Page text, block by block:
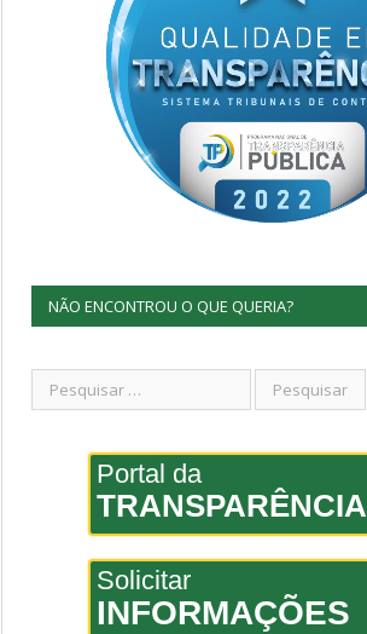
NÃO ENCONTROU O QUE QUERIA?
Portal da
TRANSPARÊNCIA
Solicitar
INFORMAÇÕES